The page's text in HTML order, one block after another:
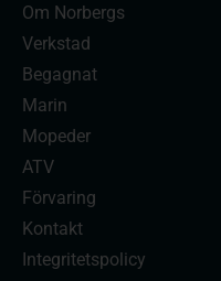
Om Norbergs
Verkstad
Begagnat
Marin
Mopeder
ATV
Förvaring
Kontakt
Integritetspolicy